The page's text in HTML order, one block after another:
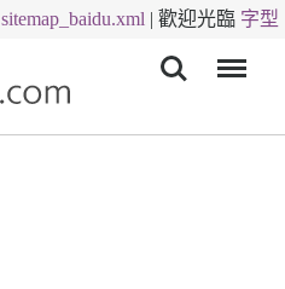
sitemap_baidu.xml | 歡迎光臨 字型